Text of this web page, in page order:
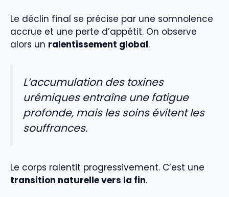
Le déclin final se précise par une somnolence
accrue et une perte d’appétit. On observe
alors un ralentissement global.
L’accumulation des toxines
urémiques entraîne une fatigue
profonde, mais les soins évitent les
souffrances.
Le corps ralentit progressivement. C’est une
transition naturelle vers la fin.